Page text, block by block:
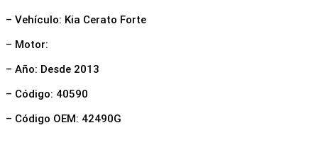
– Vehículo: Kia Cerato Forte
– Motor:
– Año: Desde 2013
– Código: 40590
– Código OEM: 42490G